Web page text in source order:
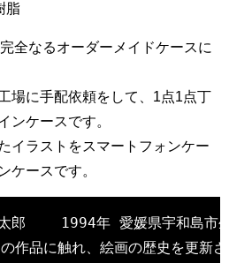
脂
全なるオーダーメイドケースに
場に手配依頼をして、1点1点丁
ンケースです。
イラストをスマートフォンケー
ケースです。
郎    1994年 愛媛県宇和島
作品に触れ、絵画の歴史を更